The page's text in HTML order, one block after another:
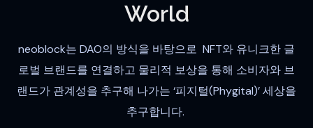
World
neoblock는 DAO의 방식을 바탕으로 NFT와 유니크한 글
로벌 브랜드를 연결하고 물리적 보상을 통해 소비자와 브
랜드가 관계성을 추구해 나가는 ‘피지털(Phygital)’ 세상을
추구합니다.